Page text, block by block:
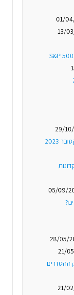
01/
13/
29/
2023
05/09/
28/05/
21/
ההסדרים
21/